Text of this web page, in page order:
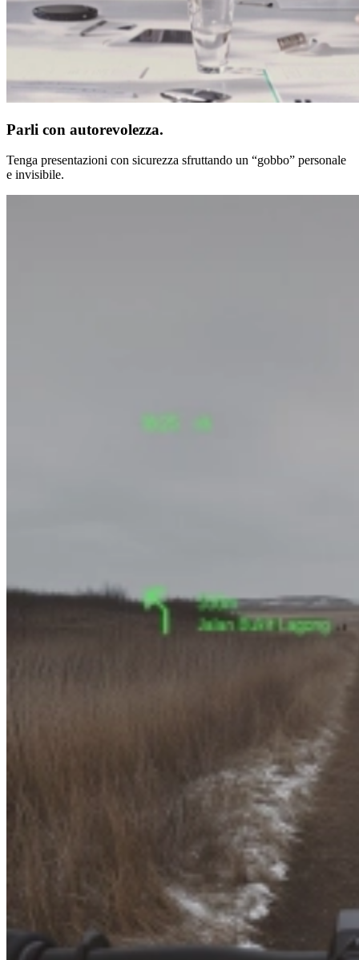
Parli con autorevolezza.
Tenga presentazioni con sicurezza sfruttando un “gobbo” personale
e invisibile.